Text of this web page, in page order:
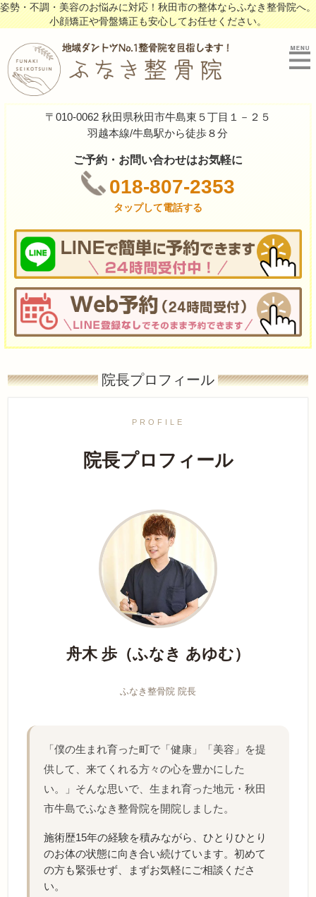
姿勢・不調・美容のお悩みに対応！秋田市の整体ならふなき整骨院へ。
小顔矯正や骨盤矯正も安心してお任せください。
〒010-0062 秋田県秋田市牛島東５丁目１－２５
羽越本線/牛島駅から徒歩８分
ご予約・お問い合わせはお気軽に
018-807-2353
タップして電話する
院長プロフィール
PROFILE
院長プロフィール
舟木 歩（ふなき あゆむ）
ふなき整骨院 院長
「僕の生まれ育った町で「健康」「美容」を提
供して、来てくれる方々の心を豊かにした
い。」そんな思いで、生まれ育った地元・秋田
市牛島でふなき整骨院を開院しました。
施術歴15年の経験を積みながら、ひとりひとり
のお体の状態に向き合い続けています。初めて
の方も緊張せず、まずお気軽にご相談くださ
い。